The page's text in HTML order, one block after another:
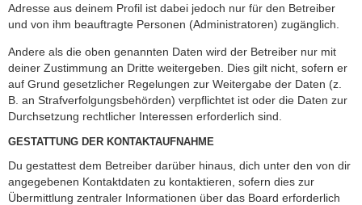
Adresse aus deinem Profil ist dabei jedoch nur für den Betreiber
und von ihm beauftragte Personen (Administratoren) zugänglich.
Andere als die oben genannten Daten wird der Betreiber nur mit
deiner Zustimmung an Dritte weitergeben. Dies gilt nicht, sofern er
auf Grund gesetzlicher Regelungen zur Weitergabe der Daten (z.
B. an Strafverfolgungsbehörden) verpflichtet ist oder die Daten zur
Durchsetzung rechtlicher Interessen erforderlich sind.
GESTATTUNG DER KONTAKTAUFNAHME
Du gestattest dem Betreiber darüber hinaus, dich unter den von dir
angegebenen Kontaktdaten zu kontaktieren, sofern dies zur
Übermittlung zentraler Informationen über das Board erforderlich